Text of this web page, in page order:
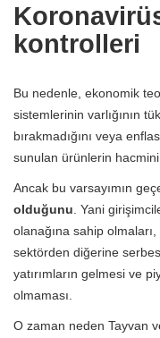
kontrolleri
Bu nedenle, ekonomik
sistemlerinin varlığının
bırakmadığını veya
sunulan ürünlerin hacmini
Ancak bu varsayımın
olduğunu . Yani
olanağına sahip
sektörden diğerine
yatırımların gelmesi ve
olmaması.
O zaman neden Tayvan